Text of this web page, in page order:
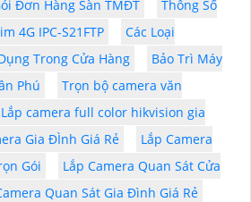
Đơn Hàng Sàn TMĐT
Thông Số
4G IPC-S21FTP
Các Loại
Trong Cửa Hàng
Bảo Trì Máy
Phú
Trọn bộ camera văn
Lắp camera full color hikvision gia
Gia ĐÌnh Giá Rẻ
Lắp Camera
Gói
Lắp Camera Quan Sát Cửa
Quan Sát Gia Đình Giá Rẻ